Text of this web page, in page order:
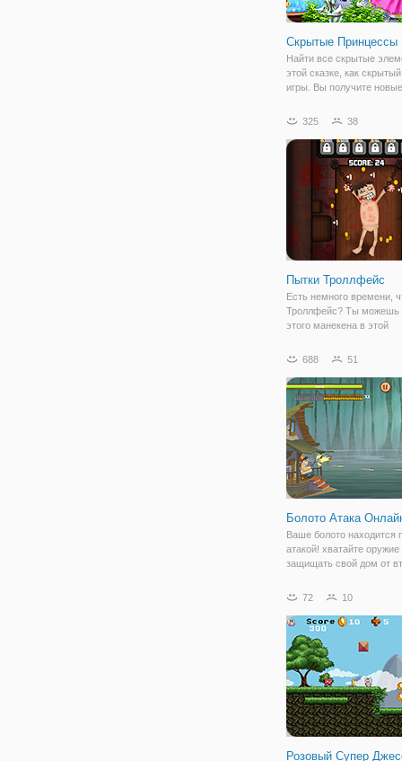
Скрытые Принцессы
Найти все скрытые
этой сказке, как
игры. Вы получите новые
объекты категории. Так
325 38
Пытки Троллфейс
Есть немного времени,
Троллфейс? Ты можешь
этого манекена в этой
Делайте это медленно и
предпочитаете.
и разблокировать все
688 51
Болото Атака
Ваше болото находится
атакой! хватайте оружие
защищать свой дом от
- стиле монстров,
придумать стратегию!
оружия бить
72 10
Розовый Супер